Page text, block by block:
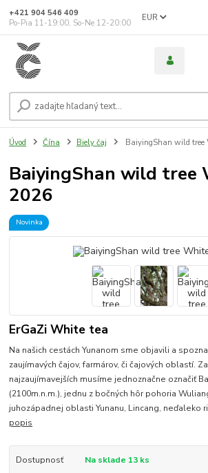
EUR
+421 904 546 409
Po-Pia 11-19:00, So-Ne 12-20:00
Úvod Čína Biely čaj BaiyingShan wild
BaiyingShan wild tree
2026
Novinka
ErGaZi White tea
Na našich cestách Yunanom sme objavili a
zaujímavých čajov, farmárov, či čajových oblastí.
najzaujímavejších musíme jednoznačne označiť
(2100m.n.m.), jednu z bočných hôr pohoria
juhozápadnej oblasti Yunanu, Lincang, neďaleko
popis
Dostupnosť
Na sklade 13 ks